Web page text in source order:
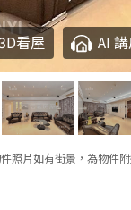
照片如有街景，為物件
看屋 AI